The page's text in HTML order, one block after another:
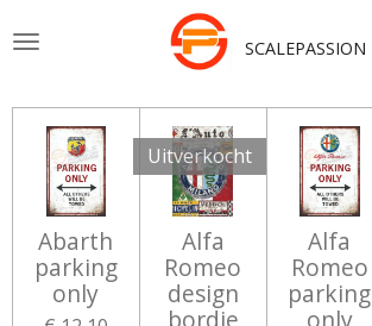
direct
de
hoofdinhoud
SCALEPASSION
Abarth
parking
only
Uitverkocht
Alfa
Romeo
design
bordje
Alfa
Romeo
parking
only